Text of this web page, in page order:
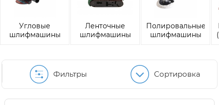
Угловые
шлифмашины
Ленточные
шлифмашины
Полировальные
шлифмашины
Фильтры Сортировка